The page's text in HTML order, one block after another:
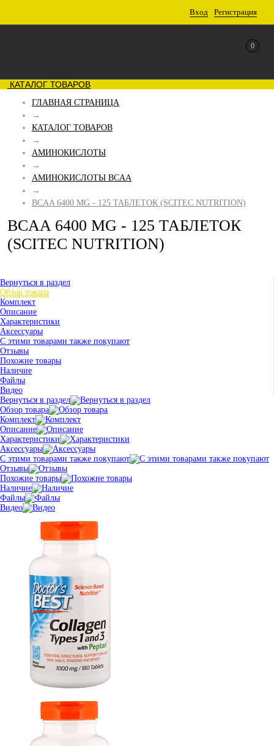
Вход Регистрация
0
КАТАЛОГ ТОВАРОВ
ГЛАВНАЯ СТРАНИЦА
→
КАТАЛОГ ТОВАРОВ
→
АМИНОКИСЛОТЫ
→
АМИНОКИСЛОТЫ BCAA
→
BCAA 6400 MG - 125 ТАБЛЕТОК (SCITEC NUTRITION)
BCAA 6400 MG - 125 ТАБЛЕТОК
(SCITEC NUTRITION)
Вернуться в раздел
Обзор товара
Комплект
Описание
Характеристики
Аксессуары
С этими товарами также покупают
Отзывы
Похожие товары
Наличие
Файлы
Видео
Вернуться в раздел
Обзор товара
Комплект
Описание
Характеристики
Аксессуары
С этими товарами также покупают
Отзывы
Похожие товары
Наличие
Файлы
Видео